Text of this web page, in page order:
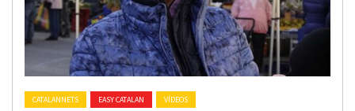
CATALANNETS EASY CATALAN VÍDEOS